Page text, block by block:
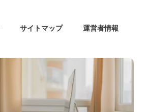
サイトマップ 運営者情報